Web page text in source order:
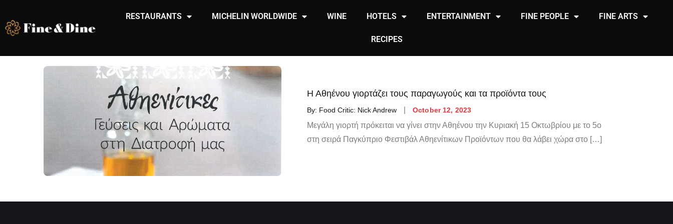
RESTAURANTS MICHELIN WORLDWIDE WINE HOTELS ENTERTAINMENT FINE PEOPLE FINE ARTS
RECIPES
Η Αθηένου γιορτάζει τους παραγωγούς και τα προϊόντα τους
By: Food Critic: Nick Andrew October 12, 2023
Μεγάλη γιορτή πρόκειται να γίνει στην Αθηένου την Κυριακή 15 Οκτωβρίου με το 5ο
στη σειρά Παγκύπριο Φεστιβάλ Αθηενίτικων Προϊόντων που θα λάβει χώρα στο […]